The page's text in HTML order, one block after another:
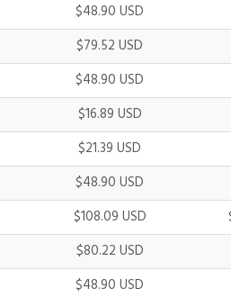
$48.90 USD
$79.52 USD
$48.90 USD
$16.89 USD
$21.39 USD
$48.90 USD
$108.09 USD
$80.22 USD
$48.90 USD